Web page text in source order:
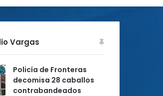
Vargas
Policía de Fronteras
decomisa 28 caballos
contrabandeados